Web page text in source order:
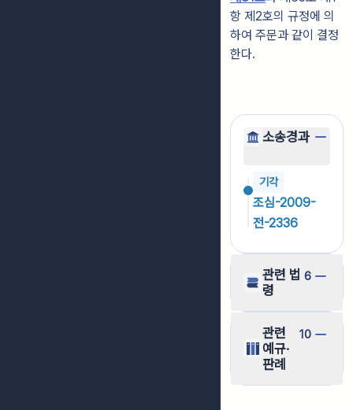
항 제2호의 규정에 의
하여 주문과 같이 결정
한다.
소송경과
기각
조심-2009-
전-2336
관련 법
령
6
관련
예규·
판례
10